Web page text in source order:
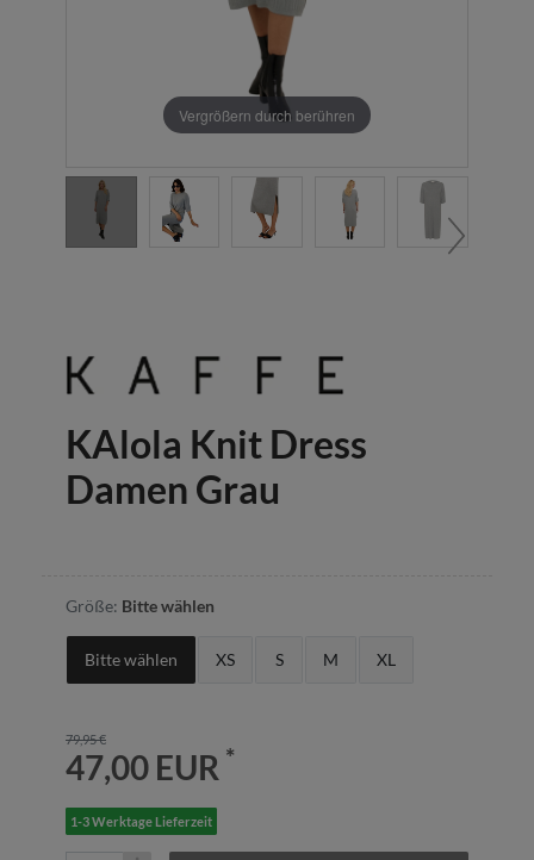
Vergrößern durch berühren
KAlola Knit Dress
Damen Grau
Größe: Bitte wählen
Bitte wählen XS S M XL
79,95 €
47,00 EUR *
1-3 Werktage Lieferzeit